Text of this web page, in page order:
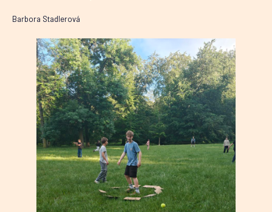
Barbora Stadlerová